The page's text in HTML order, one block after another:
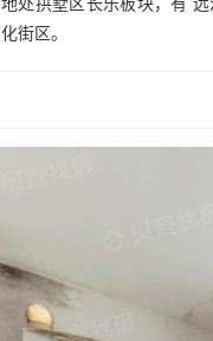
化街区。